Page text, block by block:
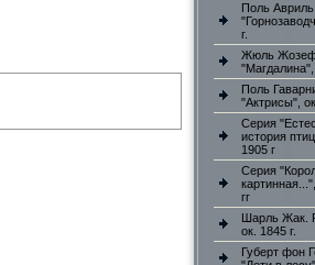
Поль
г.
Жюль
"Магдалина",
Поль
"Актрисы",
Серия
история
1905 г
Серия
гг
Шарль Жак.
ок. 1845 г.
Губерт фон